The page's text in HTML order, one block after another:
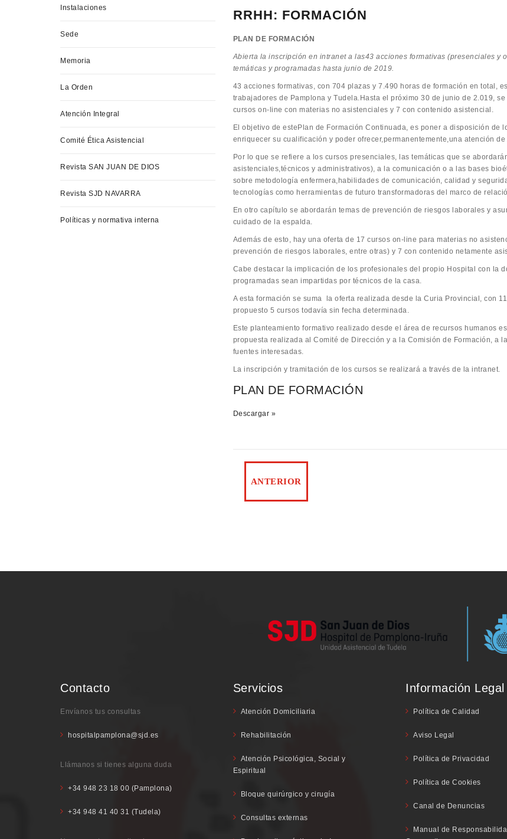
RRHH: FORMACIÓN
PLAN DE FORMACIÓN
Abierta la inscripción en intranet a las43 acciones formativas (presenciales
temáticas y programadas hasta junio de 2019.
43 acciones formativas, con 704 plazas y 7.490 horas de formación en total,
trabajadores de Pamplona y Tudela.Hasta el próximo 30 de junio de 2.019,
cursos on-line con materias no asistenciales y 7 con contenido asistencial.
El objetivo de estePlan de Formación Continuada, es poner a disposición
enriquecer su cualificación y poder ofrecer,permanentemente,una atención
Por lo que se refiere a los cursos presenciales, las temáticas que se
asistenciales,técnicos y administrativos), a la comunicación o a las bases
sobre metodología enfermera,habilidades de comunicación, calidad y
tecnologías como herramientas de futuro transformadoras del marco de
En otro capítulo se abordarán temas de prevención de riesgos laborales y
cuidado de la espalda.
Además de esto, hay una oferta de 17 cursos on-line para materias no
prevención de riesgos laborales, entre otras) y 7 con contenido netamente
Cabe destacar la implicación de los profesionales del propio Hospital con la
programadas sean impartidas por técnicos de la casa.
A esta formación se suma la oferta realizada desde la Curia Provincial, con
propuesto 5 cursos todavía sin fecha determinada.
Este planteamiento formativo realizado desde el área de recursos humanos
propuesta realizada al Comité de Dirección y a la Comisión de Formación, a
fuentes interesadas.
La inscripción y tramitación de los cursos se realizará a través de la intranet.
PLAN DE FORMACIÓN
Descargar »
Instalaciones
Sede
Memoria
La Orden
Atención Integral
Comité Ética Asistencial
Revista SAN JUAN DE DIOS
Revista SJD NAVARRA
Políticas y normativa interna
Contacto
Envíanos tus consultas
hospitalpamplona@sjd.es
Llámanos si tienes alguna duda
+34 948 23 18 00 (Pamplona)
+34 948 41 40 31 (Tudela)
Servicios
Atención Domiciliaria
Rehabilitación
Atención Psicológica, Social y
Espiritual
Bloque quirúrgico y cirugía
Consultas externas
Información Legal
Política de Calidad
Aviso Legal
Política de Privacidad
Política de Cookies
Canal de Denuncias
Manual de